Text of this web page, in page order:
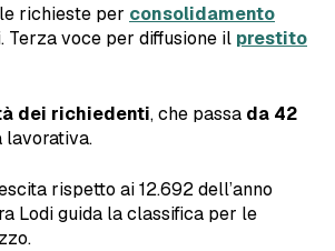
richieste per consolidamento
Terza voce per diffusione il prestito
dei richiedenti, che passa da 42
lavorativa.
rispetto ai 12.692 dell’anno
Lodi guida la classifica per le